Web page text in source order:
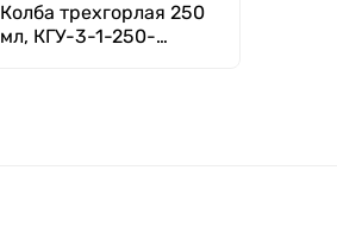
Колба трехгорлая 250
мл, КГУ-3-1-250-